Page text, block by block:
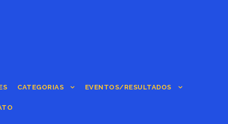
CATEGORIAS EVENTOS/RESULTADOS